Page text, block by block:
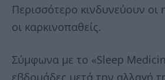
Περισσότερο κινδυνεύουν οι
οι καρκινοπαθείς.
Σύμφωνα με το «Sleep